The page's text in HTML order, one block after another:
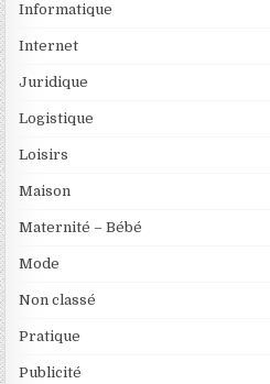
Informatique
Internet
Juridique
Logistique
Loisirs
Maison
Maternité – Bébé
Mode
Non classé
Pratique
Publicité